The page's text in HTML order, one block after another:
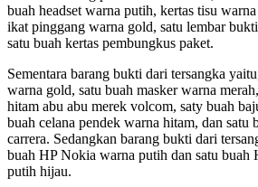
buah headset warna putih, kertas tisu
ikat pinggang warna gold, satu lembar
satu buah kertas pembungkus paket.
Sementara barang bukti dari tersangka
warna gold, satu buah masker warna
hitam abu abu merek volcom, saty buah
buah celana pendek warna hitam, dan satu
carrera. Sedangkan barang bukti dari
buah HP Nokia warna putih dan satu buah
putih hijau.